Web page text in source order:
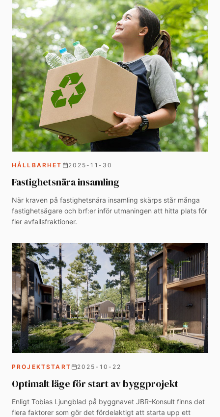
HÅLLBARHET 2025-11-30
Fastighetsnära insamling
När kraven på fastighetsnära insamling skärps står många
fastighetsägare och brf:er inför utmaningen att hitta plats för
fler avfallsfraktioner.
PROJEKTSTART 2025-10-22
Optimalt läge för start av byggprojekt
Enligt Tobias Ljungblad på byggnavet JBR-Konsult finns det
flera faktorer som gör det fördelaktigt att starta upp ett